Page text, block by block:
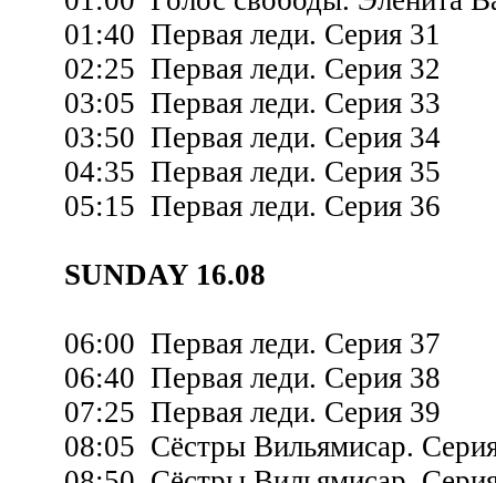
01:40 Первая леди. Серия 31
02:25 Первая леди. Серия 32
03:05 Первая леди. Серия 33
03:50 Первая леди. Серия 34
04:35 Первая леди. Серия 35
05:15 Первая леди. Серия 36
SUNDAY 16.08
06:00 Первая леди. Серия 37
06:40 Первая леди. Серия 38
07:25 Первая леди. Серия 39
08:05 Сёстры Вильямисар.